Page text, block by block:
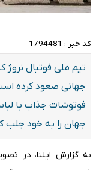
کد خبر : 1794481
جهانی صعود کرده
فوتوشات جذاب با
جهان را به خود جلب
به گزارش ایلنا، در